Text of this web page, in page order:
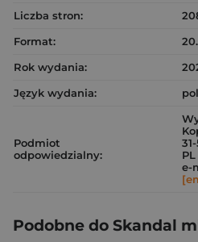
Liczba stron:
Format:
Rok wydania:
Język wydania:
Podmiot
odpowiedzialny:
PL
e-
Podobne do Skandal